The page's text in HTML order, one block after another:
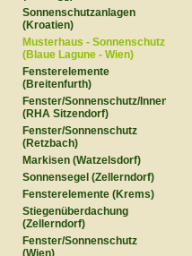
Sonnenschutzanlagen
(Kroatien)
Musterhaus - Sonnenschutz
(Blaue Lagune - Wien)
Fensterelemente
(Breitenfurth)
Fenster/Sonnenschutz/Innentüren
(RHA Sitzendorf)
Fenster/Sonnenschutz
(Retzbach)
Markisen (Watzelsdorf)
Sonnensegel (Zellerndorf)
Fensterelemente (Krems)
Stiegenüberdachung
(Zellerndorf)
Fenster/Sonnenschutz
(Wien)